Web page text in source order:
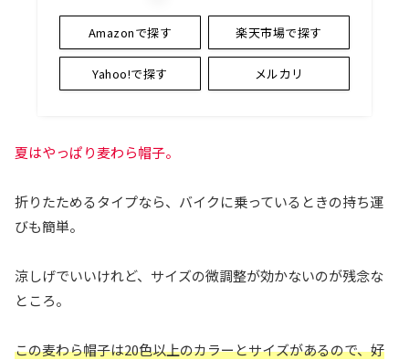
Amazonで探す 楽天市場で探す
Yahoo!で探す メルカリ
夏はやっぱり麦わら帽子。
折りたためるタイプなら、バイクに乗っているときの持ち運
びも簡単。
涼しげでいいけれど、サイズの微調整が効かないのが残念な
ところ。
この麦わら帽子は20色以上のカラーとサイズがあるので、好